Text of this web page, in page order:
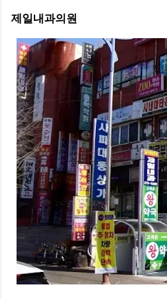
제일내과의원